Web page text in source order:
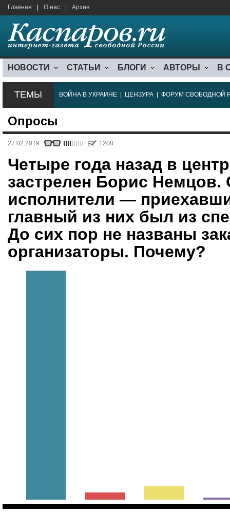
Главная О нас Архив
НОВОСТИ СТАТЬИ БЛОГИ АВТОРЫ В
ТЕМЫ ВОЙНА В УКРАИНЕ ЦЕНЗУРА ФОРУМ СВОБОДНОЙ
Опросы
27.02.2019 1208
Четыре года назад в
застрелен Борис
исполнители —
главный из них был из
До сих пор не названы
организаторы. Почему?